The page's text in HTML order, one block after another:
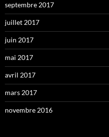
septembre 2017
juillet 2017
juin 2017
mai 2017
avril 2017
mars 2017
novembre 2016